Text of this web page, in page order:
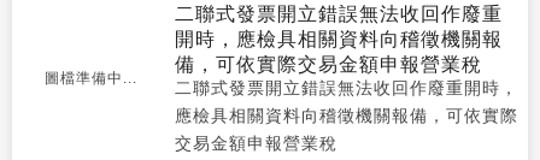
圖檔準備中...
二聯式發票開立錯誤無法收回作廢重
開時，應檢具相關資料向稽徵機關報
備，可依實際交易金額申報營業稅
二聯式發票開立錯誤無法收回作廢重開時，
應檢具相關資料向稽徵機關報備，可依實際
交易金額申報營業稅